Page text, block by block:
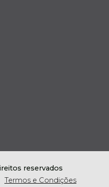
reservados
Termos e Condições